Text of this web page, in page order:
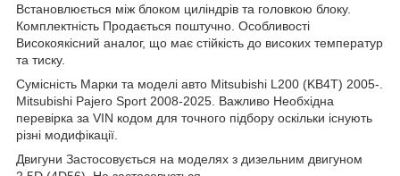
Встановлюється між блоком циліндрів та головкою блоку.
Комплектність Продається поштучно. Особливості
Високоякісний аналог, що має стійкість до високих температур
та тиску.
Сумісність Марки та моделі авто Mitsubishi L200 (KB4T) 2005-.
Mitsubishi Pajero Sport 2008-2025. Важливо Необхідна
перевірка за VIN кодом для точного підбору оскільки існують
різні модифікації.
Двигуни Застосовується на моделях з дизельним двигуном